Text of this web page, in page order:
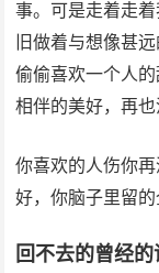
事。可是走着走
旧做着与想像甚
偷偷喜欢一个人
相伴的美好，再也
你喜欢的人伤你
好，你脑子里留的
回不去的曾经的